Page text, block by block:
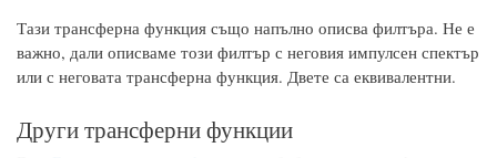
Тази трансферна функция също напълно описва филтъра. Не е
важно, дали описваме този филтър с неговия импулсен спектър
или с неговата трансферна функция. Двете са еквивалентни.
Други трансферни функции